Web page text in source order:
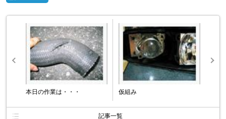
本日の作業は・・・ 仮組み
記事一覧